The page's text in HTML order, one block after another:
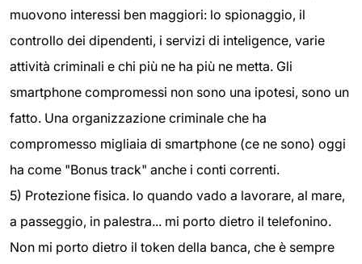
muovono interessi ben maggiori: lo spionaggio, il
controllo dei dipendenti, i servizi di inteligence, varie
attività criminali e chi più ne ha più ne metta. Gli
smartphone compromessi non sono una ipotesi, sono un
fatto. Una organizzazione criminale che ha
compromesso migliaia di smartphone (ce ne sono) oggi
ha come "Bonus track" anche i conti correnti.
5) Protezione fisica. Io quando vado a lavorare, al mare,
a passeggio, in palestra... mi porto dietro il telefonino.
Non mi porto dietro il token della banca, che è sempre